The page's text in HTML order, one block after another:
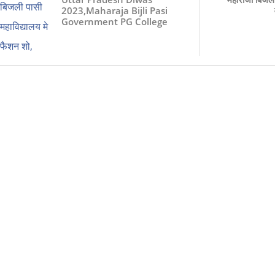
2023,Maharaja Bijli Pasi
Government PG College